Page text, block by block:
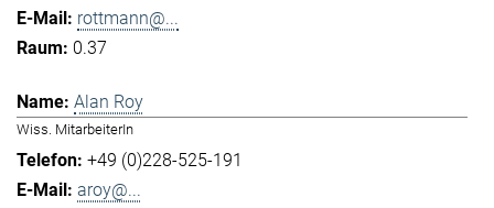
rottmann@...
0.37
Alan Roy
Wiss. MitarbeiterIn
+49 (0)228-525-191
aroy@...